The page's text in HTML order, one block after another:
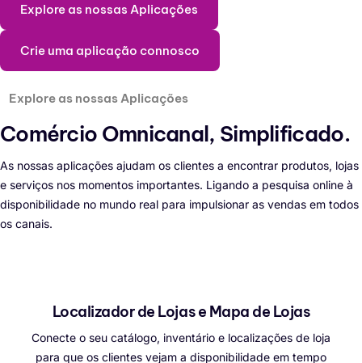
Explore as nossas Aplicações
Crie uma aplicação connosco
Explore as nossas Aplicações
Comércio Omnicanal, Simplificado.
As nossas aplicações ajudam os clientes a encontrar produtos, lojas
e serviços nos momentos importantes. Ligando a pesquisa online à
disponibilidade no mundo real para impulsionar as vendas em todos
os canais.
Localizador de Lojas e Mapa de Lojas
Conecte o seu catálogo, inventário e localizações de loja
para que os clientes vejam a disponibilidade em tempo